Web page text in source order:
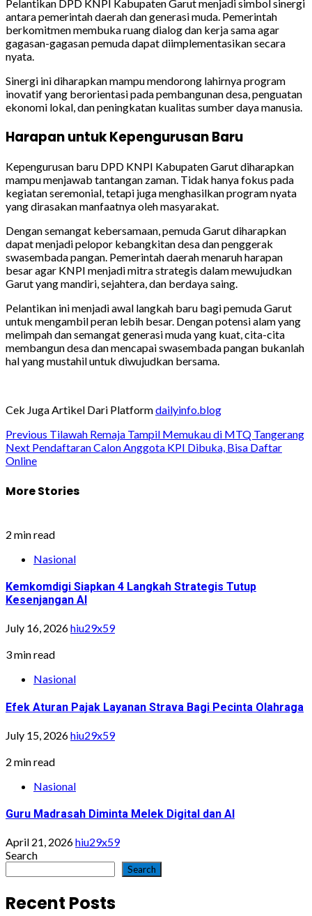
Pelantikan DPD KNPI Kabupaten Garut menjadi simbol sinergi
antara pemerintah daerah dan generasi muda. Pemerintah
berkomitmen membuka ruang dialog dan kerja sama agar
gagasan-gagasan pemuda dapat diimplementasikan secara
nyata.
Sinergi ini diharapkan mampu mendorong lahirnya program
inovatif yang berorientasi pada pembangunan desa, penguatan
ekonomi lokal, dan peningkatan kualitas sumber daya manusia.
Harapan untuk Kepengurusan Baru
Kepengurusan baru DPD KNPI Kabupaten Garut diharapkan
mampu menjawab tantangan zaman. Tidak hanya fokus pada
kegiatan seremonial, tetapi juga menghasilkan program nyata
yang dirasakan manfaatnya oleh masyarakat.
Dengan semangat kebersamaan, pemuda Garut diharapkan
dapat menjadi pelopor kebangkitan desa dan penggerak
swasembada pangan. Pemerintah daerah menaruh harapan
besar agar KNPI menjadi mitra strategis dalam mewujudkan
Garut yang mandiri, sejahtera, dan berdaya saing.
Pelantikan ini menjadi awal langkah baru bagi pemuda Garut
untuk mengambil peran lebih besar. Dengan potensi alam yang
melimpah dan semangat generasi muda yang kuat, cita-cita
membangun desa dan mencapai swasembada pangan bukanlah
hal yang mustahil untuk diwujudkan bersama.
Cek Juga Artikel Dari Platformdailyinfo.blog
Post
navigation
Previous Tilawah Remaja Tampil Memukau di MTQ Tangerang
Next Pendaftaran Calon Anggota KPI Dibuka, Bisa Daftar
Online
More Stories
2 min read
Nasional
Kemkomdigi Siapkan 4 Langkah Strategis Tutup
Kesenjangan AI
July 16, 2026hiu29x59
3 min read
Nasional
Efek Aturan Pajak Layanan Strava Bagi Pecinta Olahraga
July 15, 2026hiu29x59
2 min read
Nasional
Guru Madrasah Diminta Melek Digital dan AI
April 21, 2026hiu29x59
Search
Search
Recent Posts